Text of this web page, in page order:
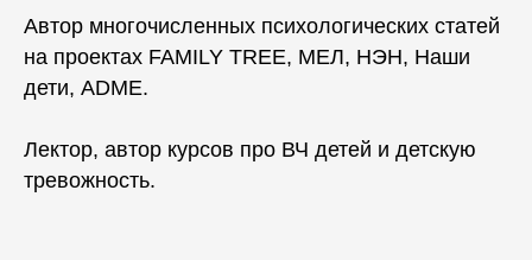
Автор многочисленных психологических статей
на проектах FAMILY TREE, МЕЛ, НЭН, Наши
дети, ADME.
Лектор, автор курсов про ВЧ детей и детскую
тревожность.